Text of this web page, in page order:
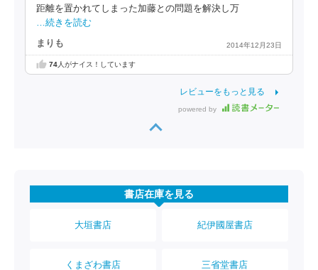
距離を置かれてしまった加藤との問題を解決し万
…続きを読む
まりも 2014年12月23日
74人がナイス！しています
レビューをもっと見る
powered by
書店在庫を見る
大垣書店 紀伊國屋書店
くまざわ書店 三省堂書店